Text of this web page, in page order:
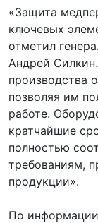
«Защита
ключевых
отметил
Андрей
производства
позволяя им
работе.
кратчайшие
полностью
требованиям,
продукции».
По